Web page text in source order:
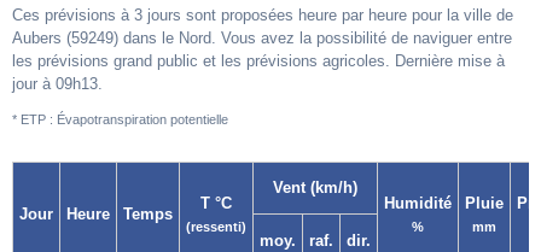
Ces prévisions à 3 jours sont proposées heure par heure pour la ville de
Aubers (59249) dans le Nord. Vous avez la possibilité de naviguer entre
les prévisions grand public et les prévisions agricoles. Dernière mise à
jour à 09h13.
* ETP : Évapotranspiration potentielle
Jour Heure Temps
T °C
(ressenti)
Vent (km/h)
Humidité
%
Pluie
mm
moy. raf. dir.